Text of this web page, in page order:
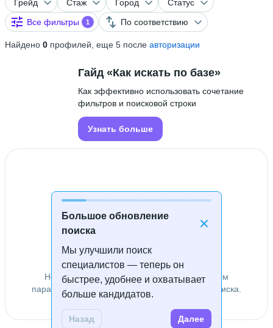
Грейд Стаж Город
Статус
Все фильтры
1 По соответствию
Найдено 0 профилей, еще 5 после авторизации
Большое обновление
поиска
Мы улучшили поиск
специалистов — теперь он
быстрее, удобнее и охватывает
больше кандидатов.
Назад Далее
Гайд «Как искать по базе»
Как эффективно использовать сочетание
фильтров и поисковой строки
Узнать больше
Специалисты не найдены
Не удалось найти специалистов по заданным
параметрам. Попробуйте изменить условия поиска.